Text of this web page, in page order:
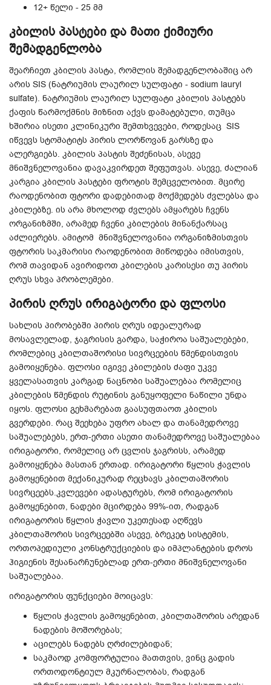
12+ წელი - 25 მმ
კბილის პასტები და მათი ქიმიური
შემადგენლობა
შეარჩიეთ კბილის პასტა, რომლის შემადგენლობაშიც არ
არის SIS (ნატრიუმის ლაურილ სულფატი - sodium lauryl
sulfate). ნატრიუმის ლაურილ სულფატი კბილის პასტებს
ქაფის წარმოქმნის მიზნით აქვს დამატებული, თუმცა
ხშირია ისეთი კლინიკური შემთხვევები, როდესაც SIS
იწვევს სტომატიტს პირის ლორწოვან გარსზე და
ალერგიებს. კბილის პასტის შეძენისას, ასევე
მნიშვნელოვანია დავაკვირდეთ შეფუთვას. ასევე, ძალიან
კარგია კბილის პასტები ფროტის შემცველობით. მცირე
რაოდენობით ფტორი დადებითად მოქმედებს ძვლებსა და
კბილებზე. ის არა მხოლოდ ძვლებს ამყარებს ჩვენს
ორგანიზმში, არამედ ჩვენი კბილების მინანქარსაც
აძლიერებს. ამიტომ მნიშვნელოვანია ორგანიზმისთვის
ფტორის საკმარისი რაოდენობით მიწოდება იმისთვის,
რომ თავიდან ავირიდოთ კბილების კარისესი თუ პირის
ღრუს სხვა პრობლემები.
პირის ღრუს ირიგატორი და ფლოსი
სახლის პირობებში პირის ღრუს იდეალურად
მოსავლელად, ჯაგრისის გარდა, საჭიროა საშუალებები,
რომლებიც კბილთაშორისი სივრცეების წმენდისთვის
გამოიყენება. ფლოსი იგივე კბილების ძაფი უკვე
ყველასათვის კარგად ნაცნობი საშუალებაა რომელიც
კბილების წმენდის რუტინის განუყოფელი ნაწილი უნდა
იყოს. ფლოსი გეხმარებათ გაასუფთაოთ კბილის
გვერდები. რაც შეეხება უფრო ახალ და თანამედროვე
საშუალებებს, ერთ-ერთი ასეთი თანამედროვე საშუალებაა
ირიგატორი, რომელიც არ ცვლის ჯაგრისს, არამედ
გამოიყენება მასთან ერთად. ირიგატორი წყლის ჭავლის
გამოყენებით მექანიკურად რეცხავს კბილთაშორის
სივრცეებს.კვლევები ადასტურებს, რომ ირიგატორის
გამოყენებით, ნადები მცირდება 99%-ით, რადგან
ირიგატორის წყლის ჭავლი უკეთესად აღწევს
კბილთაშორის სივრცეებში ასევე, ბრეკეტ სისტემის,
ორთოპედიული კონსტრუქციების და იმპლანტების დროს
ჰიგიენის შესანარჩუნებლად ერთ-ერთი მნიშვნელოვანი
საშუალებაა.
ირიგატორის ფუნქციები მოიცავს:
წყლის ჭავლის გამოყენებით, კბილთაშორის არედან
ნადების მოშორებას;
აცილებს ნადებს ღრძილებიდან;
საკმაოდ კომფორტულია მათთვის, ვინც გადის
ორთოდონტიულ მკურნალობას, რადგან